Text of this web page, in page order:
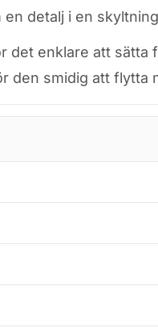
detalj i en
det enklare att sätta
den smidig att flytta